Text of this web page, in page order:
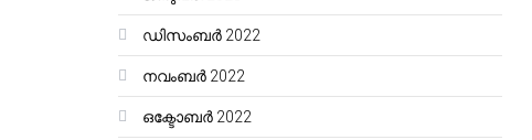
ഡിസംബർ 2022
നവംബർ 2022
ഒക്ടോബർ 2022